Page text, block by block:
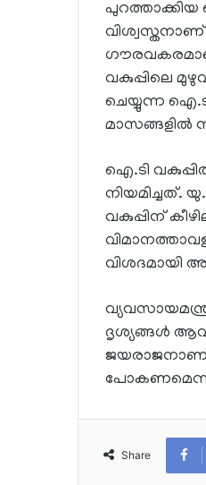
വകുപ്പിലെ
ചെയ്യുന്ന
മാസങ്ങളില്‍
ഐ.ടി
നിയമിച്ചത്.
വകുപ്പിന്
വിശദമായി
ദൃശ്യങ്ങള്‍
ജയരാജനാണ്
പോകണമെന്നും
Share